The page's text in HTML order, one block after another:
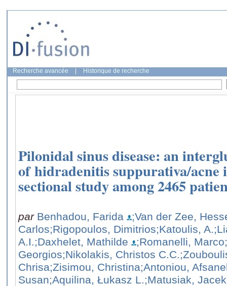
Recherche avancée Historique de recherche
Pilonidal sinus disease: an
of hidradenitis suppurativa/acne
sectional study among 2465
par Benhadou, Farida
;Van der Zee,
Carlos;Rigopoulos, Dimitrios;Katoulis, A.
A.I.;Daxhelet, Mathilde ;Romanelli, Marco
Georgios;Nikolakis, Christos C.C.
Chrisa;Zisimou, Christina;Antoniou,
Susan;Aquilina, Łukasz L.;Matusiak,